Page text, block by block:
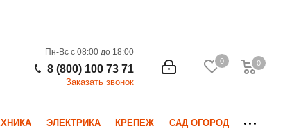
0 0
0
Пн-Вс с 08:00 до 18:00
8 (800) 100 73 71
Заказать звонок
ЭЛЕКТРИКА КРЕПЕЖ САД ОГОРОД